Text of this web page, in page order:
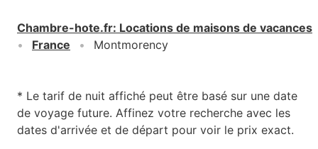
Chambre-hote.fr: Locations de maisons de vacances
France
Montmorency
* Le tarif de nuit affiché peut être basé sur une date
de voyage future. Affinez votre recherche avec les
dates d'arrivée et de départ pour voir le prix exact.